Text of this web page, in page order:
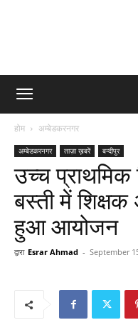
होम अम्बेडकरनगर
अम्बेडकरनगर ताज़ा ख़बरें बन्दीपुर
उच्च प्राथमिक
बस्ती में
हुआ आयोजन
द्वारा Esrar Ahmad - September